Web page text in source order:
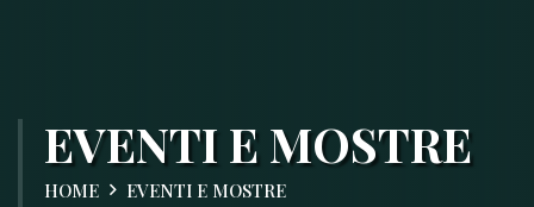
EVENTI E MOSTRE
HOME EVENTI E MOSTRE